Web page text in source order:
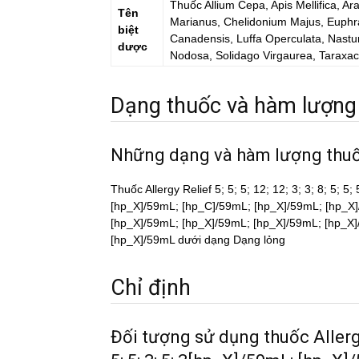
Tên
biệt
dược
ThuốcAllium Cepa, Apis Mellifica,
Marianus, Chelidonium Majus,
Canadensis, Luffa Operculata,
Nodosa, Solidago Virgaurea,
Dạng thuốc và hàm lượng
Những dạng và hàm lượng
Thuốc Allergy Relief 5; 5; 5; 12; 12; 3; 3; 8; 5;
[hp_X]/59mL; [hp_C]/59mL; [hp_X]/59mL;
[hp_X]/59mL; [hp_X]/59mL; [hp_X]/59mL;
[hp_X]/59mL dưới dạng Dạng lỏng
Chỉ định
Đối tượng sử dụng thuốc Allergy